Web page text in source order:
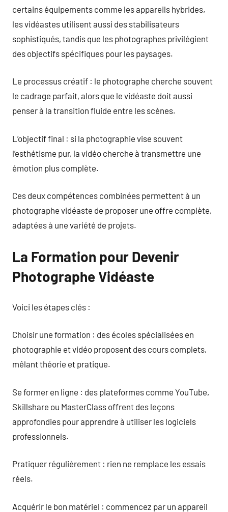
certains équipements comme les appareils hybrides,
les vidéastes utilisent aussi des stabilisateurs
sophistiqués, tandis que les photographes privilégient
des objectifs spécifiques pour les paysages.
Le processus créatif : le photographe cherche souvent
le cadrage parfait, alors que le vidéaste doit aussi
penser à la transition fluide entre les scènes.
L’objectif final : si la photographie vise souvent
l’esthétisme pur, la vidéo cherche à transmettre une
émotion plus complète.
Ces deux compétences combinées permettent à un
photographe vidéaste de proposer une offre complète,
adaptées à une variété de projets.
La Formation pour Devenir
Photographe Vidéaste
Voici les étapes clés :
Choisir une formation : des écoles spécialisées en
photographie et vidéo proposent des cours complets,
mêlant théorie et pratique.
Se former en ligne : des plateformes comme YouTube,
Skillshare ou MasterClass offrent des leçons
approfondies pour apprendre à utiliser les logiciels
professionnels.
Pratiquer régulièrement : rien ne remplace les essais
réels.
Acquérir le bon matériel : commencez par un appareil